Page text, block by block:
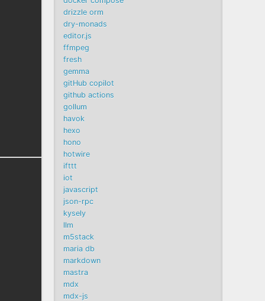
drizzle orm
dry-monads
editor.js
ffmpeg
fresh
gemma
gitHub copilot
github actions
gollum
havok
hexo
hono
hotwire
ifttt
iot
javascript
json-rpc
kysely
llm
m5stack
maria db
markdown
mastra
mdx
mdx-js